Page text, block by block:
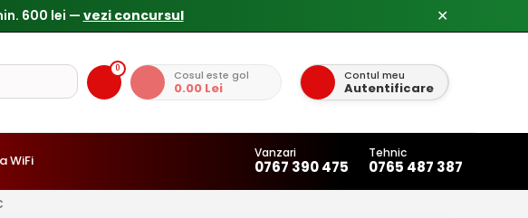
✕
0 Cosul este gol
0.00 Lei
Contul meu
Autentificare
WiFi Vanzari
0767 390 475
Tehnic
0765 487 387